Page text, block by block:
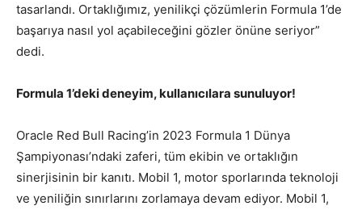
tasarlandı. Ortaklığımız, yenilikçi çözümlerin Formula 1’de
başarıya nasıl yol açabileceğini gözler önüne seriyor”
dedi.
Formula 1’deki deneyim, kullanıcılara sunuluyor!
Oracle Red Bull Racing’in 2023 Formula 1 Dünya
Şampiyonası’ndaki zaferi, tüm ekibin ve ortaklığın
sinerjisinin bir kanıtı. Mobil 1, motor sporlarında teknoloji
ve yeniliğin sınırlarını zorlamaya devam ediyor. Mobil 1,